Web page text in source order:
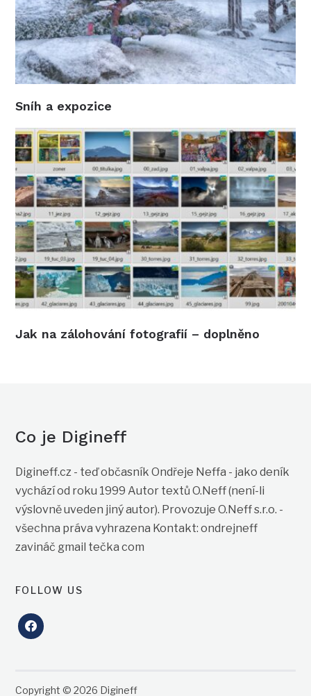
Sníh a expozice
Jak na zálohování fotografií – doplněno
Co je Digineff
Digineff.cz - teď občasník Ondřeje Neffa - jako deník
vychází od roku 1999 Autor textů O.Neff (není-li
výslovně uveden jiný autor). Provozuje O.Neff s.r.o. -
všechna práva vyhrazena Kontakt: ondrejneff
zavináč gmail tečka com
FOLLOW US
facebook
Copyright © 2026 Digineff